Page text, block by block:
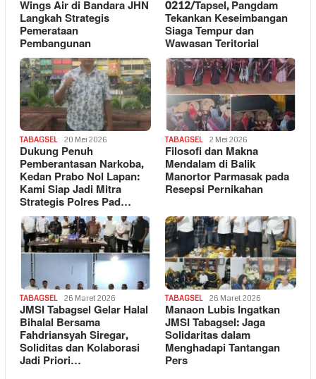
Wings Air di Bandara JHN
Langkah Strategis
Pemerataan
Pembangunan
0212/Tapsel, Pangdam
Tekankan Keseimbangan
Siaga Tempur dan
Wawasan Teritorial
TABAGSEL 20 Mei 2026
Dukung Penuh
Pemberantasan Narkoba,
Kedan Prabo Nol Lapan:
Kami Siap Jadi Mitra
Strategis Polres Pad…
TABAGSEL 2 Mei 2026
Filosofi dan Makna
Mendalam di Balik
Manortor Parmasak pada
Resepsi Pernikahan
TABAGSEL 26 Maret 2026
JMSI Tabagsel Gelar Halal
Bihalal Bersama
Fahdriansyah Siregar,
Soliditas dan Kolaborasi
Jadi Priori…
TABAGSEL 26 Maret 2026
Manaon Lubis Ingatkan
JMSI Tabagsel: Jaga
Solidaritas dalam
Menghadapi Tantangan
Pers